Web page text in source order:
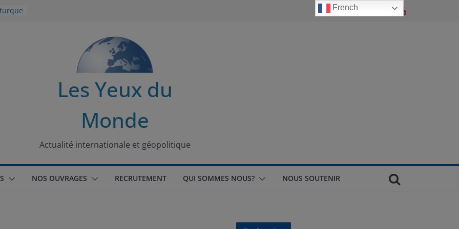
Les Yeux du
Monde
Actualité internationale et géopolitique
NOS OUVRAGES RECRUTEMENT QUI SOMMES NOUS? NOUS SOUTENIR
French